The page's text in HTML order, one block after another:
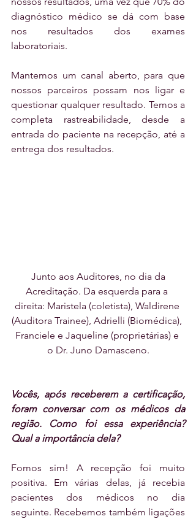
diagnóstico médico se dá com base
nos resultados dos exames
laboratoriais.
Mantemos um canal aberto, para que
nossos parceiros possam nos ligar e
questionar qualquer resultado. Temos a
completa rastreabilidade, desde a
entrada do paciente na recepção, até a
entrega dos resultados.
Acreditação. Da esquerda para a
direita: Maristela (coletista), Waldirene
(Auditora Trainee), Adrielli (Biomédica),
Franciele e Jaqueline (proprietárias) e
o Dr. Juno Damasceno.
Vocês, após receberem a certificação,
foram conversar com os médicos da
região. Como foi essa experiência?
Qual a importância dela?
Fomos sim! A recepção foi muito
positiva. Em várias delas, já recebia
pacientes dos médicos no dia
seguinte. Recebemos também ligações